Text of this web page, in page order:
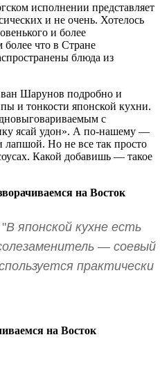
исполнении представляет
и не очень. Хотелось
и более
что в Стране
блюда из
Шарунов подробно и
и тонкости японской кухни.
с
ясай удон». А по-нашему —
лапшой. Но не все так просто
Какой добавишь — такое
"В японской кухне есть
— соевый
практически